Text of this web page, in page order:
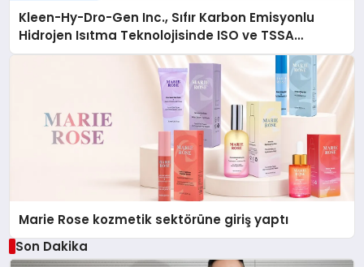
Kleen-Hy-Dro-Gen Inc., Sıfır Karbon Emisyonlu
Hidrojen Isıtma Teknolojisinde ISO ve TSSA
Düzenleyici Onaylarını Aldı
Marie Rose kozmetik sektörüne giriş yaptı
Son Dakika